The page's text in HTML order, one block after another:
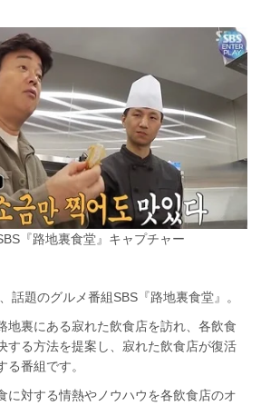
『路地裏食堂』キャプチャー
話題のグルメ番組SBS『路地裏食堂』。
地裏にある寂れた飲食店を訪れ、各飲食
する方法を提案し、寂れた飲食店が復活
番組です。
に対する情熱やノウハウを各飲食店のオ